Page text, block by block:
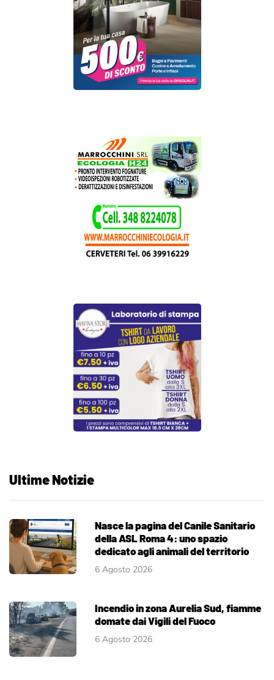
Ultime Notizie
Nasce la pagina del Canile Sanitario
della ASL Roma 4: uno spazio
dedicato agli animali del territorio
6 Agosto 2026
Incendio in zona Aurelia Sud, fiamme
domate dai Vigili del Fuoco
6 Agosto 2026